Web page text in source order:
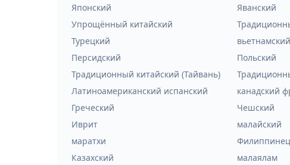
Японский
Яванский
Упрощённый китайский
Турецкий
вьетнамский
Персидский
Польский
Традиционный китайский (Тайвань)
Латиноамериканский испанский
канадский
Греческий
Чешский
Иврит
малайский
маратхи
Филиппинец
Казахский
малаялам